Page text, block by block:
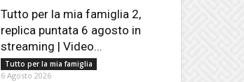
Tutto per la mia famiglia 2,
replica puntata 6 agosto in
streaming | Video...
Tutto per la mia famiglia
6 Agosto 2026